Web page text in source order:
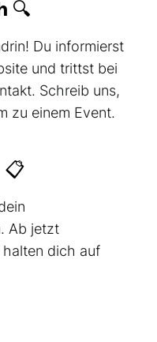
🔍
Du informierst
und trittst bei
Schreib uns,
zu einem Event.
📋
Ab jetzt
halten dich auf